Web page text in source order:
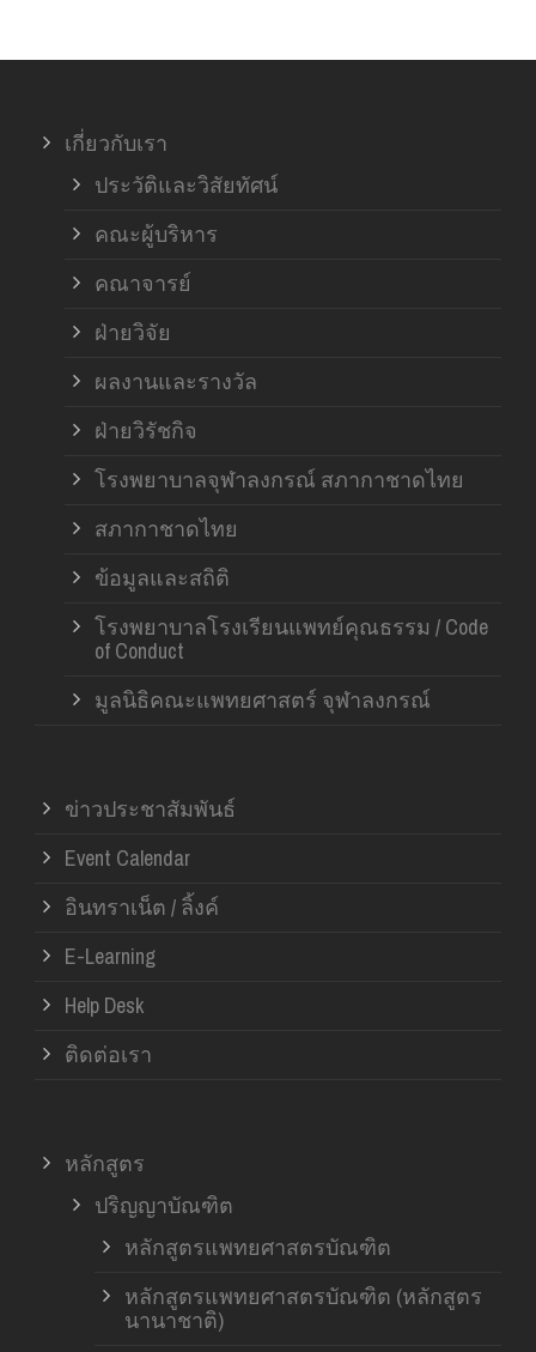
เกี่ยวกับเรา
ประวัติและวิสัยทัศน์
คณะผู้บริหาร
คณาจารย์
ฝ่ายวิจัย
ผลงานและรางวัล
ฝ่ายวิรัชกิจ
โรงพยาบาลจุฬาลงกรณ์ สภากาชาดไทย
สภากาชาดไทย
ข้อมูลและสถิติ
โรงพยาบาลโรงเรียนแพทย์คุณธรรม / Code
of Conduct
มูลนิธิคณะแพทยศาสตร์ จุฬาลงกรณ์
ข่าวประชาสัมพันธ์
Event Calendar
อินทราเน็ต / ลิ้งค์
E-Learning
Help Desk
ติดต่อเรา
หลักสูตร
ปริญญาบัณฑิต
หลักสูตรแพทยศาสตรบัณฑิต
หลักสูตรแพทยศาสตรบัณฑิต (หลักสูตร
นานาชาติ)